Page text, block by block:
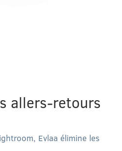
allers-retours
Evlaa élimine les